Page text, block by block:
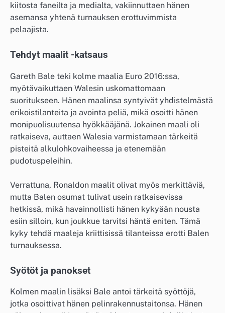
kiitosta faneilta ja medialta, vakiinnuttaen hänen
asemansa yhtenä turnauksen erottuvimmista
pelaajista.
Tehdyt maalit -katsaus
Gareth Bale teki kolme maalia Euro 2016:ssa,
myötävaikuttaen Walesin uskomattomaan
suoritukseen. Hänen maalinsa syntyivät yhdistelmästä
erikoistilanteita ja avointa peliä, mikä osoitti hänen
monipuolisuutensa hyökkääjänä. Jokainen maali oli
ratkaiseva, auttaen Walesia varmistamaan tärkeitä
pisteitä alkulohkovaiheessa ja etenemään
pudotuspeleihin.
Verrattuna, Ronaldon maalit olivat myös merkittäviä,
mutta Balen osumat tulivat usein ratkaisevissa
hetkissä, mikä havainnollisti hänen kykyään nousta
esiin silloin, kun joukkue tarvitsi häntä eniten. Tämä
kyky tehdä maaleja kriittisissä tilanteissa erotti Balen
turnauksessa.
Syötöt ja panokset
Kolmen maalin lisäksi Bale antoi tärkeitä syöttöjä,
jotka osoittivat hänen pelinrakennustaitonsa. Hänen